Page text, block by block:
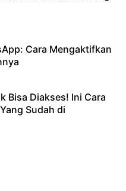
Cara Mengaktifkan
Bisa Diakses! Ini Cara
Sudah di